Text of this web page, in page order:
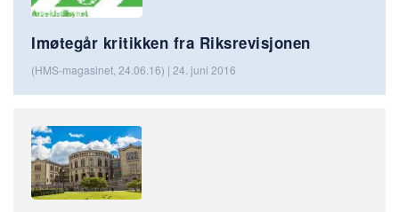
Imøtegår kritikken fra Riksrevisjonen
(HMS-magasinet, 24.06.16) | 24. juni 2016